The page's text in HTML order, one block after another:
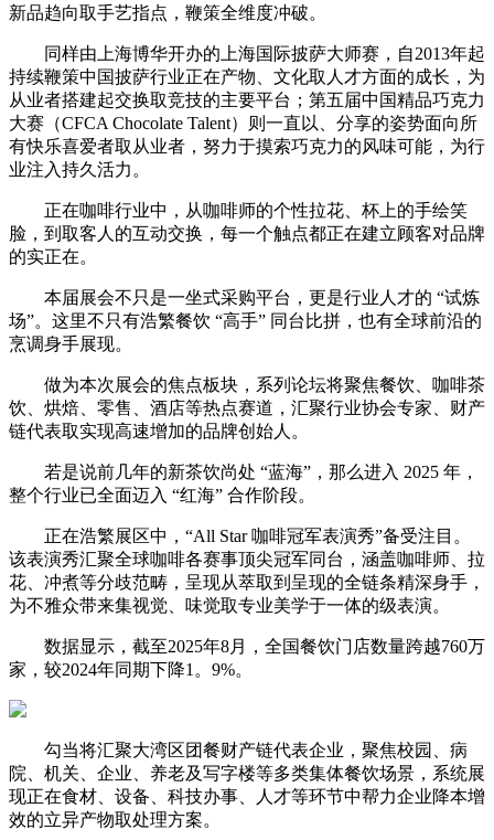
新品趋向取手艺指点，鞭策全维度冲破。
同样由上海博华开办的上海国际披萨大师赛，自2013年起
持续鞭策中国披萨行业正在产物、文化取人才方面的成长，为
从业者搭建起交换取竞技的主要平台；第五届中国精品巧克力
大赛（CFCA Chocolate Talent）则一直以、分享的姿势面向所
有快乐喜爱者取从业者，努力于摸索巧克力的风味可能，为行
业注入持久活力。
正在咖啡行业中，从咖啡师的个性拉花、杯上的手绘笑
脸，到取客人的互动交换，每一个触点都正在建立顾客对品牌
的实正在。
本届展会不只是一坐式采购平台，更是行业人才的 “试炼
场”。这里不只有浩繁餐饮 “高手” 同台比拼，也有全球前沿的
烹调身手展现。
做为本次展会的焦点板块，系列论坛将聚焦餐饮、咖啡茶
饮、烘焙、零售、酒店等热点赛道，汇聚行业协会专家、财产
链代表取实现高速增加的品牌创始人。
若是说前几年的新茶饮尚处 “蓝海”，那么进入 2025 年，
整个行业已全面迈入 “红海” 合作阶段。
正在浩繁展区中，“All Star 咖啡冠军表演秀”备受注目。
该表演秀汇聚全球咖啡各赛事顶尖冠军同台，涵盖咖啡师、拉
花、冲煮等分歧范畴，呈现从萃取到呈现的全链条精深身手，
为不雅众带来集视觉、味觉取专业美学于一体的级表演。
数据显示，截至2025年8月，全国餐饮门店数量跨越760万
家，较2024年同期下降1。9%。
勾当将汇聚大湾区团餐财产链代表企业，聚焦校园、病
院、机关、企业、养老及写字楼等多类集体餐饮场景，系统展
现正在食材、设备、科技办事、人才等环节中帮力企业降本增
效的立异产物取处理方案。